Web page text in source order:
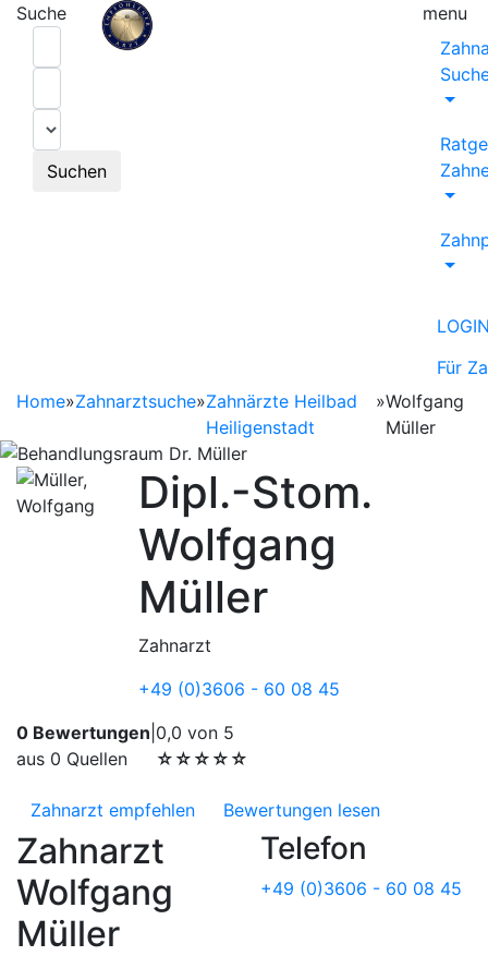
Suche
Suchen
menu
Für
Home»Zahnarztsuche»Zahnärzte Heilbad
Heiligenstadt
»Wolfgang
Müller
Dipl.-Stom.
Wolfgang
Müller
Zahnarzt
+49 (0)3606 - 60 08 45
0 Bewertungen
aus 0 Quellen
0,0 von 5
☆☆☆☆☆
Zahnarzt empfehlen Bewertungen lesen
Zahnarzt
Wolfgang
Müller
Telefon
+49 (0)3606 - 60 08 45